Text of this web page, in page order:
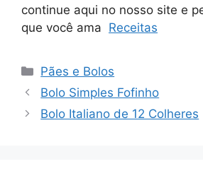
continue aqui no nosso site e
que você ama Receitas
Categorias
Pães e Bolos
Bolo Simples Fofinho
Bolo Italiano de 12 Colheres